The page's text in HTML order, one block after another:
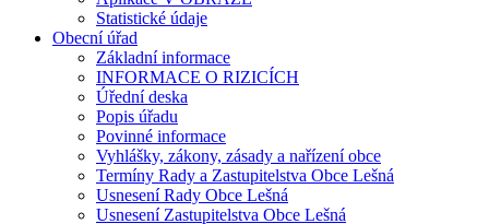
Statistické údaje
Obecní úřad
Základní informace
INFORMACE O RIZICÍCH
Úřední deska
Popis úřadu
Povinné informace
Vyhlášky, zákony, zásady a nařízení obce
Termíny Rady a Zastupitelstva Obce Lešná
Usnesení Rady Obce Lešná
Usnesení Zastupitelstva Obce Lešná